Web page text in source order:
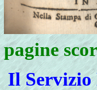
pagine
Il